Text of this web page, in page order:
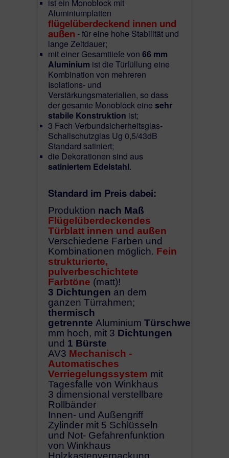
Österreich geliefert.
Kostenlose Lieferung : Deutschland undÖsterreich (ohne
Insel)!
Der Käufer muss bei Abladung der Ware mithelfen.
100% Aluminium bedeutet auf innen und aussen von der
Unternehmen:
IQ Glasbau Systems GmbH
8632 Gusswerk, Kernboden 10
Österreich
AT U67264024
ist ein Monoblock mit
Aluminiumplatten
flügelüberdeckend innen und
außen - für eine hohe Stabilität und
lange Zeitdauer;
mit einer Gesamttiefe von 66 mm
Aluminium istdie Türfüllung eine
Kombination von mehreren
Isolations- und
Verstärkungsmaterialien, so dass
der gesamte Monoblock eine sehr
stabile Konstruktion ist;
3 Fach Verbundsicherheitsglas-
Schallschutzglas Ug 0,5/43dB
Standard satiniert;
die Dekorationen sind aus
satiniertem Edelstahl.
Standard im Preis dabei:
Produktion nach Maß
Flügelüberdeckendes
Türblatt innen und außen
Verschiedene Farben und
Kombinationen möglich. Fein
strukturierte,
pulverbeschichtete
Farbtöne (matt)!
3 Dichtungen an dem
ganzen Türrahmen;
thermisch
getrennte Aluminium Türschwelle,
mm hoch, mit 3 Dichtungen
und 1 Bürste
AV3 Mechanisch -
Automatisches
Verriegelungssystem mit
Tagesfalle von Winkhaus
3 dimensional verstellbare
Rollbänder
Innen- und Außengriff
Zylinder mit 5 Schlüsseln
und Not- Gefahrenfunktion
von Winkhaus
Holzkastenverpackung